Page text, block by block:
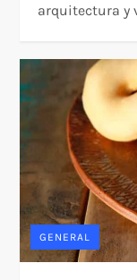
arquitectura y
GENERAL